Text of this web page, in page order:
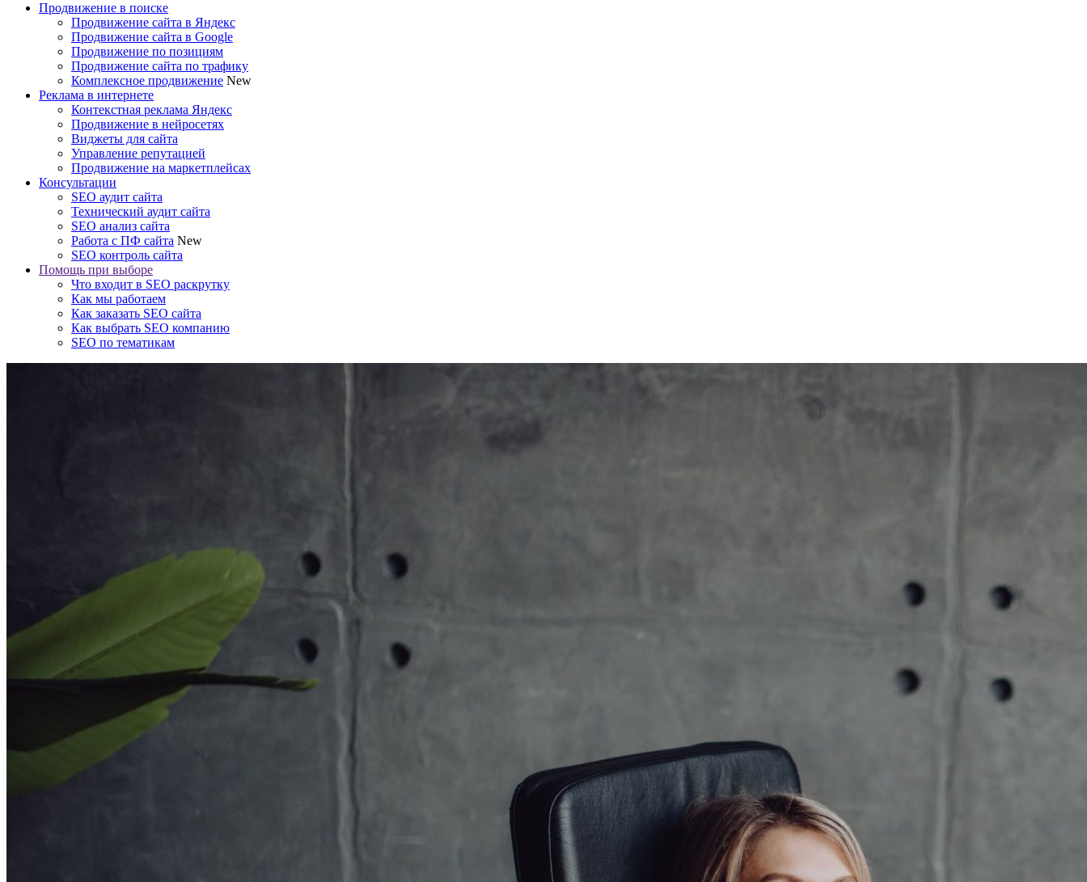
Продвижение в поиске
Продвижение сайта в Яндекс
Продвижение сайта в Google
Продвижение по позициям
Продвижение сайта по трафику
Комплексное продвижение New
Реклама в интернете
Контекстная реклама Яндекс
Продвижение в нейросетях
Виджеты для сайта
Управление репутацией
Продвижение на маркетплейсах
Консультации
SEO аудит сайта
Технический аудит сайта
SEO анализ сайта
Работа с ПФ сайта New
SEO контроль сайта
Помощь при выборе
Что входит в SEO раскрутку
Как мы работаем
Как заказать SEO сайта
Как выбрать SEO компанию
SEO по тематикам